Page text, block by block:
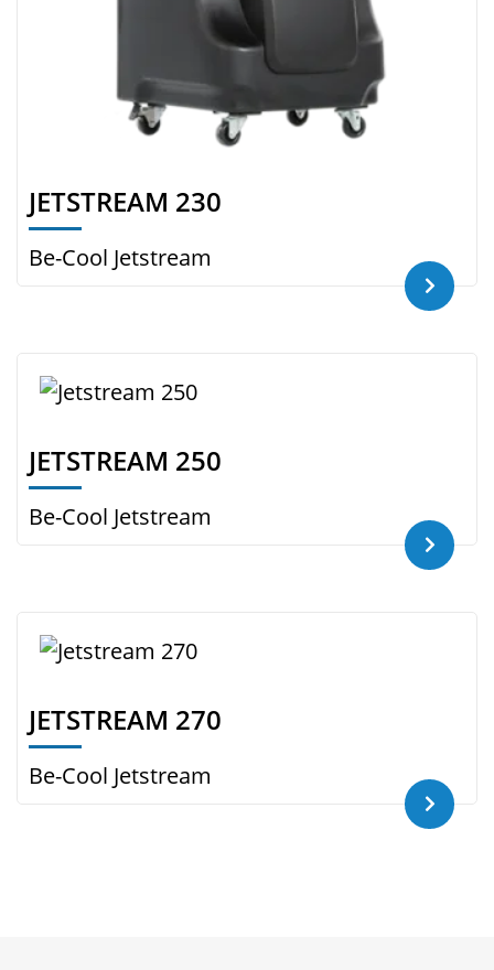
JETSTREAM 230
Be-Cool Jetstream
JETSTREAM 250
Be-Cool Jetstream
JETSTREAM 270
Be-Cool Jetstream